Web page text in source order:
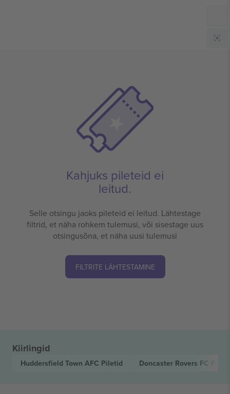
Kahjuks pileteid ei
leitud.
Selle otsingu jaoks pileteid ei leitud. Lähtestage
filtrid, et näha rohkem tulemusi, või sisestage uus
otsingusõna, et näha uusi tulemusi
FILTRITE LÄHTESTAMINE
Kiirlingid
Huddersfield Town AFC Piletid Doncaster Rovers FC